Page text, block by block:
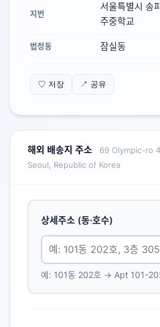
지번
서울특별시 송
주중학교
법정동 잠실동
♡ 저장 ↗ 공유
해외 배송지 주소
69 Olympic-ro
Seoul, Republic of Korea
상세주소 (동·호수)
예: 101동 202호 → Apt 101-